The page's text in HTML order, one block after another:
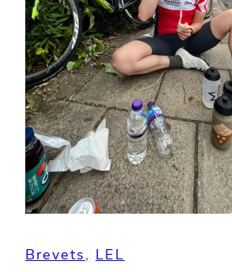
Brevets, LEL